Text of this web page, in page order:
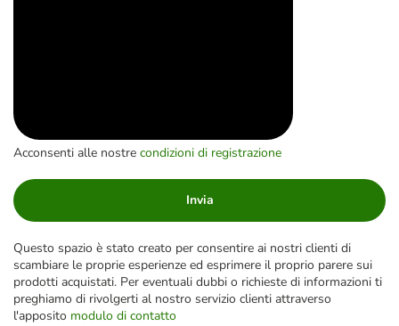
Acconsenti alle nostre condizioni di registrazione
Invia
Questo spazio è stato creato per consentire ai nostri clienti di
scambiare le proprie esperienze ed esprimere il proprio parere sui
prodotti acquistati. Per eventuali dubbi o richieste di informazioni ti
preghiamo di rivolgerti al nostro servizio clienti attraverso
l'apposito modulo di contatto